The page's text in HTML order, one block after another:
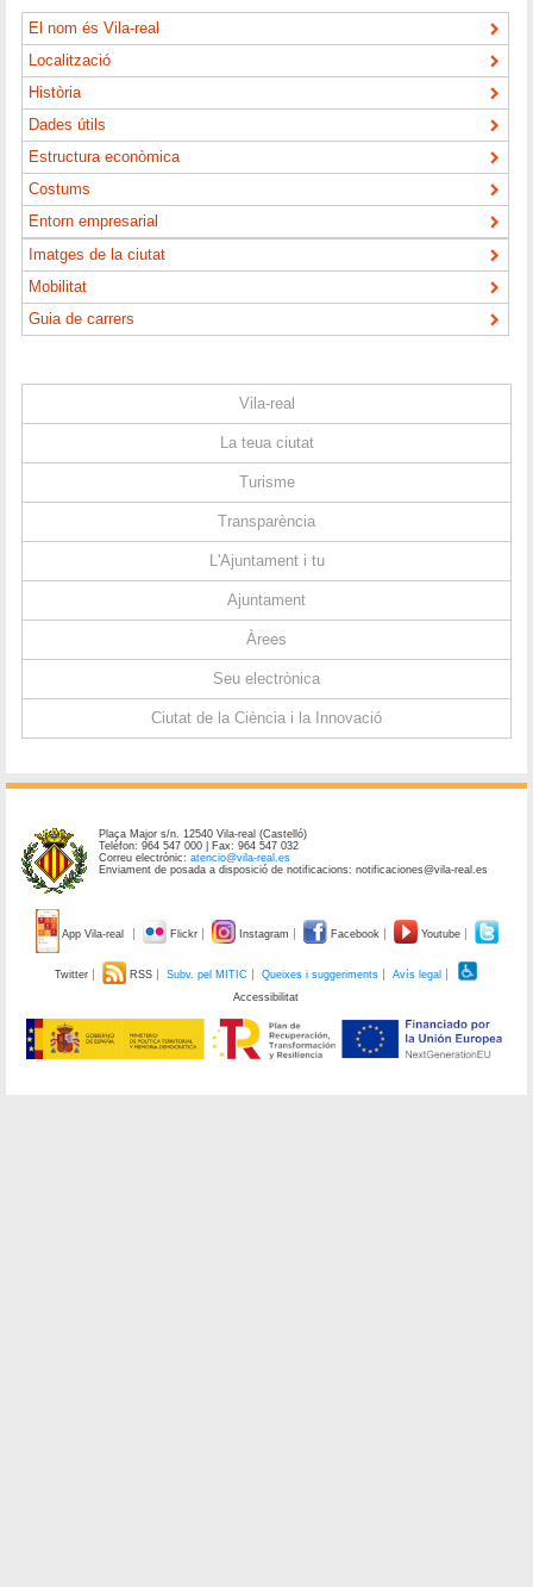
El nom és Vila-real
Localització
Història
Dades útils
Estructura econòmica
Costums
Entorn empresarial
Imatges de la ciutat
Mobilitat
Guia de carrers
Vila-real
La teua ciutat
Turisme
Transparència
L'Ajuntament i tu
Ajuntament
Àrees
Seu electrònica
Ciutat de la Ciència i la Innovació
Plaça Major s/n. 12540 Vila-real (Castelló)
Telèfon: 964 547 000 | Fax: 964 547 032
Correu electrònic:atencio@vila-real.es
Enviament de posada a disposició de notificacions: notificaciones@vila-real.es
App Vila-real Flickr Instagram Facebook Youtube
Twitter RSS Subv. pel MITIC Queixes i suggeriments
Avís legal
Accessibilitat